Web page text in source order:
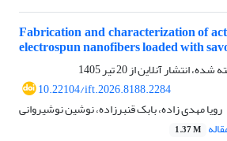
Fabrication and characterization of
electrospun nanofibers loaded with
شده، انتشار آنلاین از20 تیر 1405
10.22104/ift.2026.8188.2284
رویا مهدی زاده، بابک قنبرزاده، نوشین نوشیروانی
1.37 M